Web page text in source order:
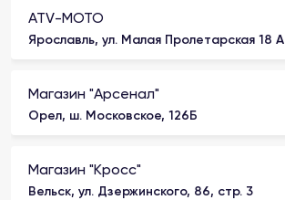
ATV-MOTO
Ярославль, ул. Малая Пролетарская 18 А
Магазин "Арсенал"
Орел, ш. Московское, 126Б
Магазин "Кросс"
Вельск, ул. Дзержинского, 86, стр. 3